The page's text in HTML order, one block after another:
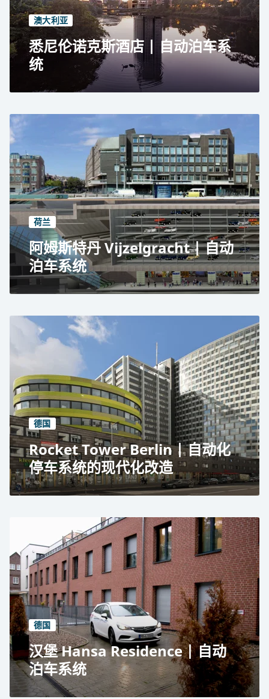
3 层
澳大利亚
悉尼伦诺克斯酒店 | 自动泊车系
统
悉尼伦诺克斯酒店
RESPACE SHIFTER 自动泊车系统
327 个停车位
9 层地下室组合
荷兰
阿姆斯特丹 Vijzelgracht | 自动
泊车系统
阿姆斯特丹 Vijzelgracht 大街
公共用途
自动停车系统 RESPACE SHIFTER 和托盘式停车技
术
270 个停车位
电动汽车充电车位
德国
Rocket Tower Berlin | 自动化
停车系统的现代化改造
柏林火箭塔
办公楼
自动泊车系统的现代化改造
+200 个停车位
4 个入口
德国
汉堡 Hansa Residence | 自动
泊车系统